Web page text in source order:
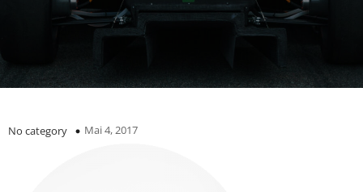
No category Mai 4, 2017